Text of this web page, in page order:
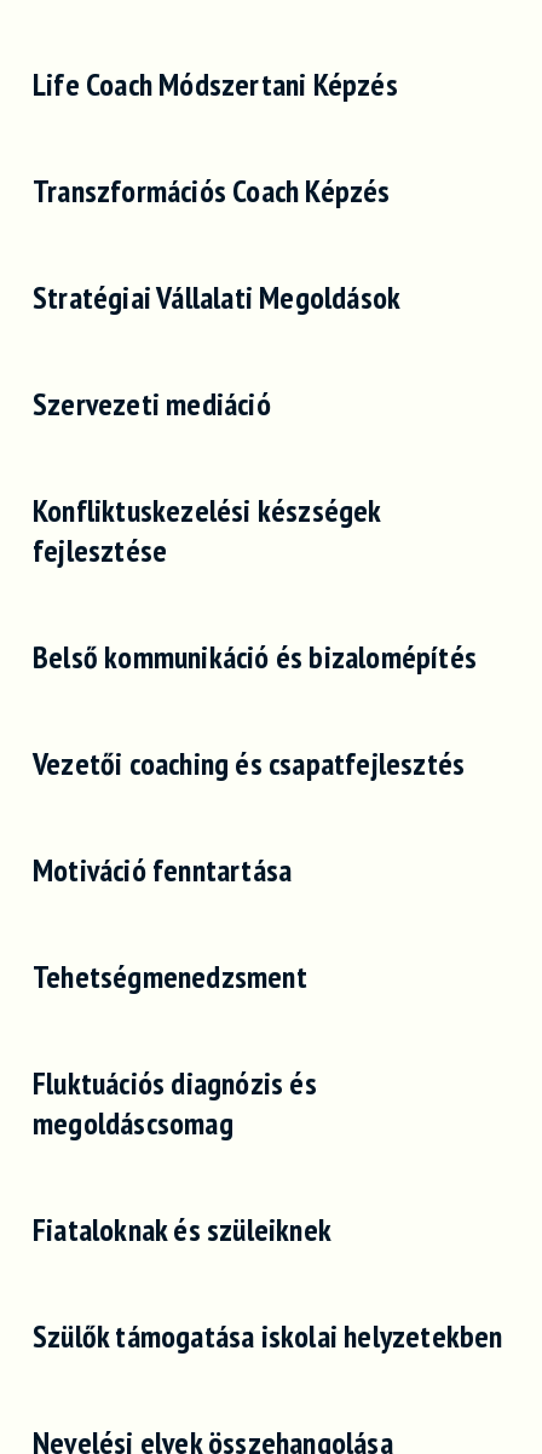
Life Coach Módszertani Képzés
Transzformációs Coach Képzés
Stratégiai Vállalati Megoldások
Szervezeti mediáció
Konfliktuskezelési készségek
fejlesztése
Belső kommunikáció és bizalomépítés
Vezetői coaching és csapatfejlesztés
Motiváció fenntartása
Tehetségmenedzsment
Fluktuációs diagnózis és
megoldáscsomag
Fiataloknak és szüleiknek
Szülők támogatása iskolai helyzetekben
Nevelési elvek összehangolása